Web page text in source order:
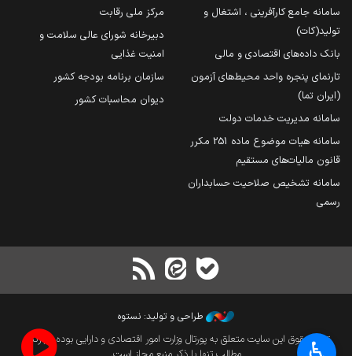
سامانه جامع کارآفرینی ، اشتغال و
تولید(کات)
بانک داده‌های اقتصادی و مالی
تارنمای پنجره واحد محیط‌های آزمون
(ایران تما)
سامانه مدیریت خدمات دولت
سامانه هیات موضوع ماده 251 مکرر
قانون مالیات‌های مستقیم
سامانه تشخیص صلاحیت حسابداران
رسمی
مرکز ملی رقابت
دبیرخانه شورای عالی سلامت و
امنیت غذایی
سازمان برنامه بودجه کشور
دیوان محاسبات کشور
طراحی و تولید: نستوه
تمام حقوق این سایت متعلق به پورتال وزارت امور اقتصادی و دارایی بوده و بازنشر